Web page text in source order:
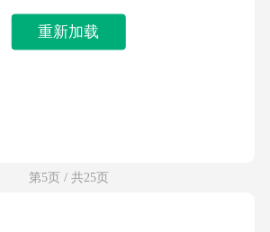
重新加载
第5页 / 共25页